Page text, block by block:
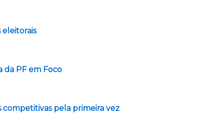
eleitorais
da PF em Foco
competitivas pela primeira vez